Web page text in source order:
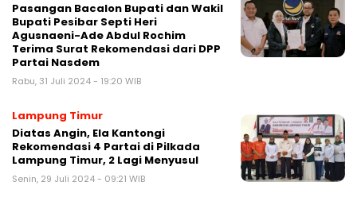
Pasangan Bacalon Bupati dan Wakil
Bupati Pesibar Septi Heri
Agusnaeni-Ade Abdul Rochim
Terima Surat Rekomendasi dari DPP
Partai Nasdem
Rabu, 31 Juli 2024 - 19:20 WIB
Lampung Timur
Diatas Angin, Ela Kantongi
Rekomendasi 4 Partai di Pilkada
Lampung Timur, 2 Lagi Menyusul
Senin, 29 Juli 2024 - 09:21 WIB